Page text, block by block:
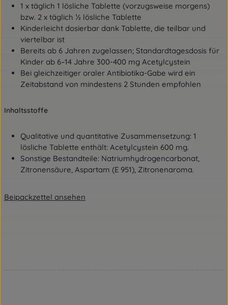
1 x täglich 1 lösliche Tablette (vorzugsweise morgens)
bzw. 2 x täglich ½ lösliche Tablette
Kinderleicht dosierbar dank Tablette, die teilbar und
viertelbar ist
Bereits ab 6 Jahren zugelassen; Standardtagesdosis für
Kinder ab 6–14 Jahre 300-400 mg Acetylcystein
Bei gleichzeitiger oraler Antibiotika-Gabe wird ein
Zeitabstand von mindestens 2 Stunden empfohlen
Inhaltsstoffe
Qualitative und quantitative Zusammensetzung: 1
lösliche Tablette enthält: Acetylcystein 600 mg.
Sonstige Bestandteile: Natriumhydrogencarbonat,
Zitronensäure, Aspartam (E 951), Zitronenaroma.
Beipackzettel ansehen